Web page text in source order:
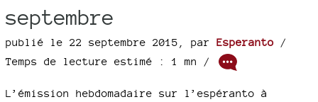
septembre
publié le 22 septembre 2015 par Esperanto /
Temps de lecture estimé : 1 mn /
L’émission hebdomadaire sur l’espéranto à